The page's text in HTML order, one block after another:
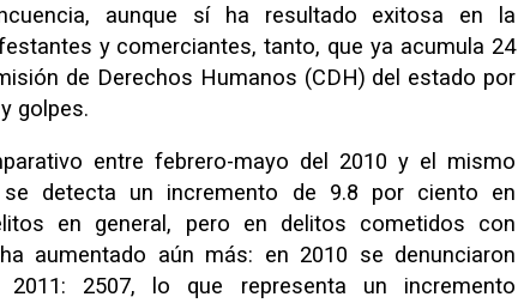
aunque sí ha resultado exitosa en la
y comerciantes, tanto, que ya acumula 24
de Derechos Humanos (CDH) del estado por
golpes.
entre febrero-mayo del 2010 y el mismo
detecta un incremento de 9.8 por ciento en
en general, pero en delitos cometidos con
aumentado aún más: en 2010 se denunciaron
2507, lo que representa un incremento